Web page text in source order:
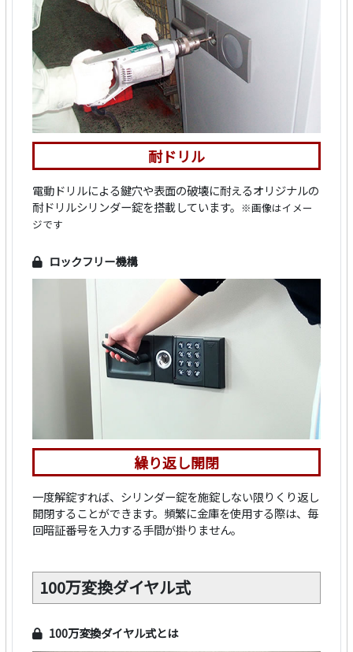
耐ドリル
電動ドリルによる鍵穴や表面の破壊に耐えるオリジナルの
耐ドリルシリンダー錠を搭載しています。 ※画像はイメー
ジです
ロックフリー機構
繰り返し開閉
一度解錠すれば、シリンダー錠を施錠しない限りくり返し
開閉することができます。頻繁に金庫を使用する際は、毎
回暗証番号を入力する手間が掛りません。
100万変換ダイヤル式
100万変換ダイヤル式とは